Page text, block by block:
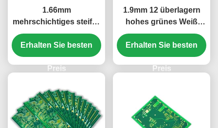
1.66mm
mehrschichtiges steifes
PWB-Brett steifes 12L
hoher Tg S1000-2 ENIG
2u“
Erhalten Sie besten
Preis
1.9mm 12 überlagern
hohes grünes Weiß
ENIG S1000-2 Tg steifes
PWB Brett 2u“
Erhalten Sie besten
Preis